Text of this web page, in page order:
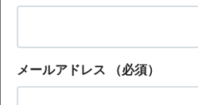
メールアドレス （必須）